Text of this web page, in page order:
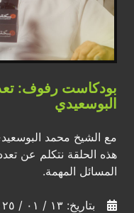
بودكاست رفوف:
البوسعيدي
مع الشيخ محمد
هذه الحلقة نتكلم عن
المسائل المهمة.
بتاريخ: ١٣ / ٠١ / ٢٠٢٥